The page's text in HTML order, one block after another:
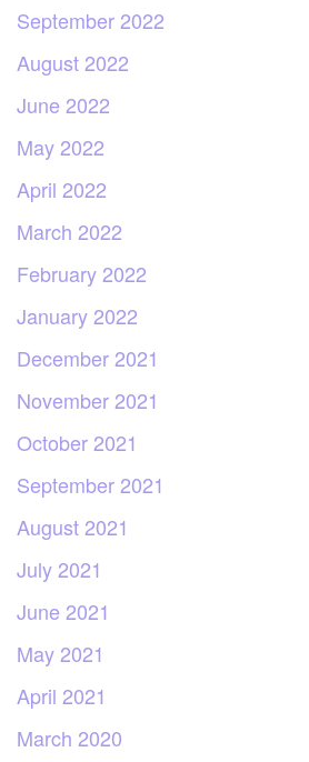
September 2022
August 2022
June 2022
May 2022
April 2022
March 2022
February 2022
January 2022
December 2021
November 2021
October 2021
September 2021
August 2021
July 2021
June 2021
May 2021
April 2021
March 2020